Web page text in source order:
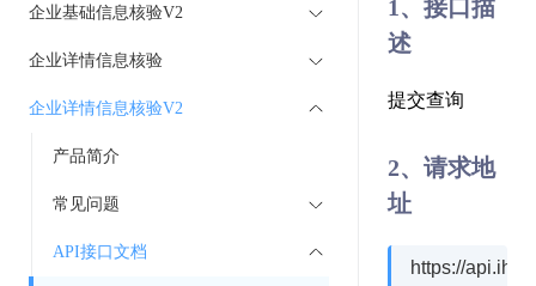
企业基础信息核验V2
企业详情信息核验
企业详情信息核验V2
产品简介
常见问题
API接口文档
1、接口描
述
提交查询
2、请求地
址
https://